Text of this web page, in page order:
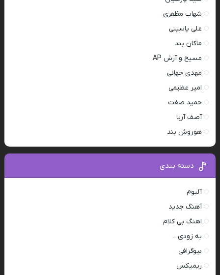
شهاب مظفری
علی یاسینی
ماکان بند
مسیح و آرش AP
مهدی جهانی
امیر عظیمی
حمید صفت
آصف آریا
هوروش بند
دسته بندی
آلبوم
آهنگ جدید
اهنگ بی کلام
به زودی…
بیوگرافی
ریمیکس